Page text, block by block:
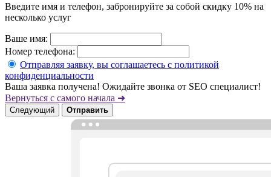
Введите имя и телефон, забронируйте за собой скидку 10% на
несколько услуг
Ваше имя:
Номер телефона:
Отправляя заявку, вы соглашаетесь с политикой
конфиденциальности
Ваша заявка получена! Ожидайте звонка от SEO специалист!
Вернуться с самого начала ➜
Следующий Отправить